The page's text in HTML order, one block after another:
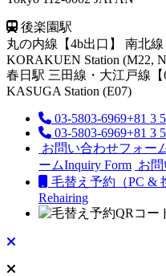
後楽園駅
丸の内線【4b出口】 南北線
KORAKUEN Station (M22,
春日駅 三田線・大江戸線【
KASUGA Station (E07)
03-5803-6969+81 3
03-5803-6969+81 3
お問い合わせフォー
ームInquiry Form お
毛替え予約（PC &
Rehairing